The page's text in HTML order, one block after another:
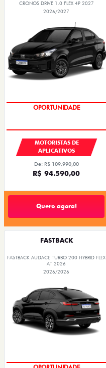
CRONOS DRIVE 1.0 FLEX 4P 2027
2026/2027
OPORTUNIDADE
MOTORISTAS DE
APLICATIVOS
De: R$ 109.990,00
R$ 94.590,00
Quero agora!
FASTBACK
FASTBACK AUDACE TURBO 200 HYBRID FLEX
AT 2026
2026/2026